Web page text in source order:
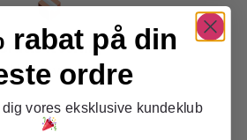
levering
køb over 399,-
rabat på din
ordre
vores eksklusive kundeklub